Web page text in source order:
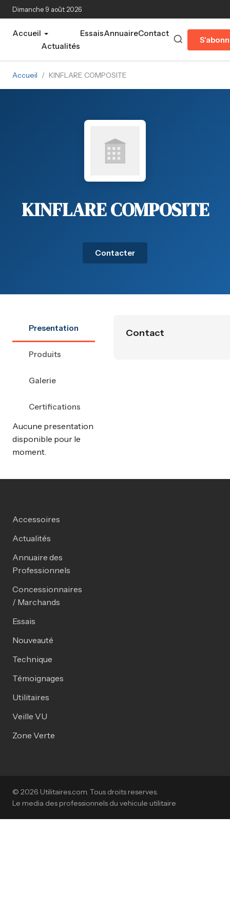
Aller au contenu principal
Dimanche 9 août 2026
Accueil
Actualités
EssaisAnnuaireContact
Accueil / KINFLARE COMPOSITE
KINFLARE COMPOSITE
Contacter
Presentation
Produits
Galerie
Certifications
Aucune presentation
disponible pour le
moment.
Contact
Accessoires
Actualités
Annuaire des
Professionnels
Concessionnaires
/ Marchands
Essais
Nouveauté
Technique
Témoignages
Utilitaires
Veille VU
Zone Verte
© 2026 Utilitaires.com. Tous droits reserves.
Le media des professionnels du vehicule utilitaire